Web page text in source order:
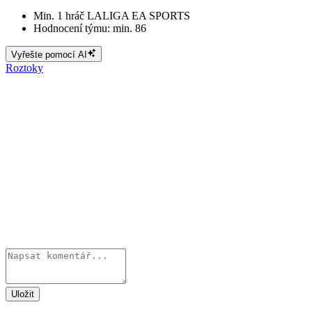
Min. 1 hráč LALIGA EA SPORTS
Hodnocení týmu: min. 86
Vyřešte pomocí AI
Roztoky
Uložit